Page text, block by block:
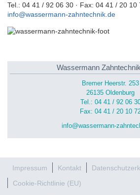
Tel.: 04 41 / 92 06 30 · Fax: 04 41 / 20 10
info@wassermann-zahntechnik.de
Wassermann
Bremer Heerstr. 253
26135 Oldenburg
Tel.: 04 41 / 92 06
Fax: 04 41 / 20 10
info@wassermann-
Impressum Kontakt
Cookie-Richtlinie (EU)